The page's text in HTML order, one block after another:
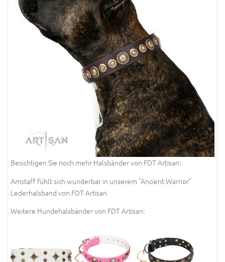
Besichtigen Sie noch mehr Halsbänder von FDT Artisan:
Amstaff fühlt sich wunderbar in unserem "Ancient Warrior"
Lederhalsband von FDT Artisan
Weitere Hundehalsbänder von FDT Artisan: